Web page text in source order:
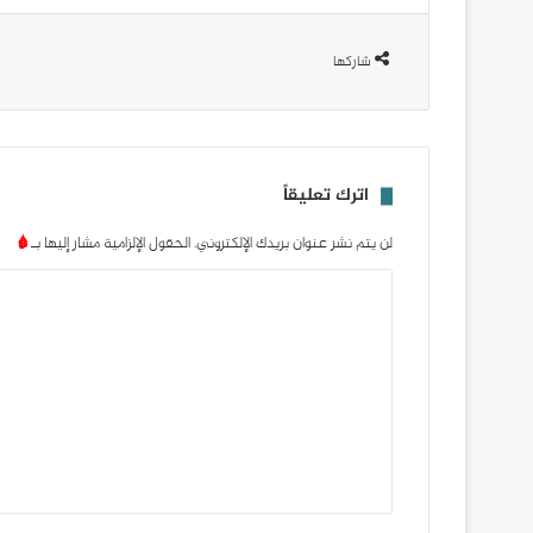
شاركها
اترك تعليقاً
لن يتم نشر عنوان بريدك الإلكتروني.الحقول الإلزامية مشار إليها بـ*